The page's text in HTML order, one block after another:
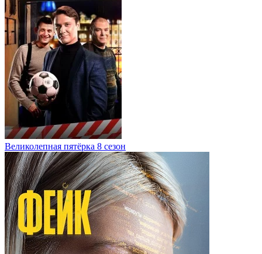
Великолепная пятёрка 8 сезон